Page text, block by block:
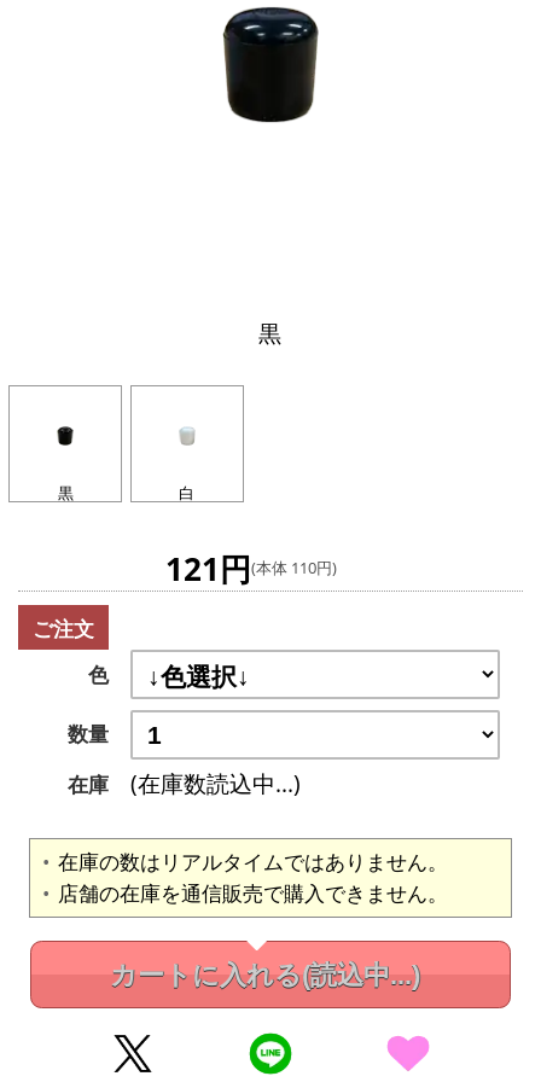
黒
黒 白
121円(本体 110円)
ご注文
色
数量
在庫
(在庫数読込中...)
在庫の数はリアルタイムではありません。
店舗の在庫を通信販売で購入できません。
カートに入れる(読込中...)